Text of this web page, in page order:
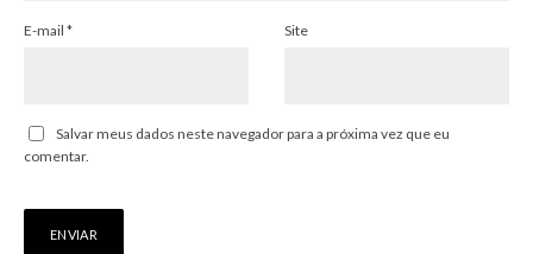
E-mail * Site
Salvar meus dados neste navegador para a próxima vez que eu
comentar.